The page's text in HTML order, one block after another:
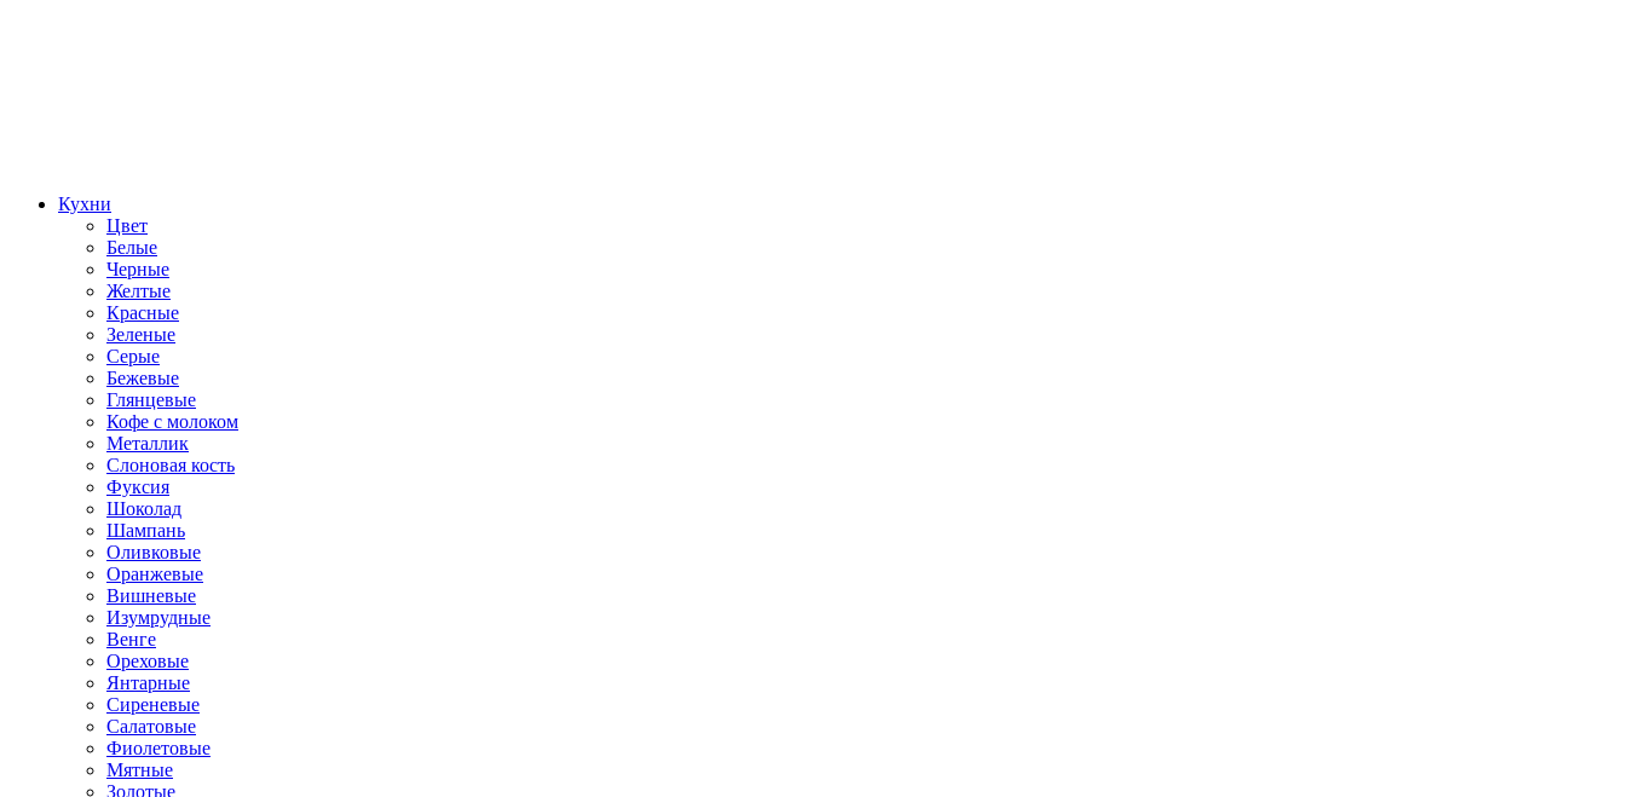
Кухни
Цвет
Белые
Черные
Желтые
Красные
Зеленые
Серые
Бежевые
Глянцевые
Кофе с молоком
Металлик
Слоновая кость
Фуксия
Шоколад
Шампань
Оливковые
Оранжевые
Вишневые
Изумрудные
Венге
Ореховые
Янтарные
Сиреневые
Салатовые
Фиолетовые
Мятные
Золотые